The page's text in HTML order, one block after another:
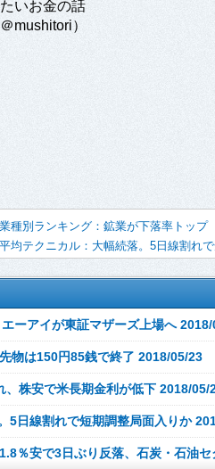
いお金の話
mushitori）
種別ランキング：鉱業が下落率トップ
均テクニカル：大幅続落。5日線割れ
ーアイが東証マザーズ上場へ
物は150円85銭で終了 2018/05/23
、株安で米長期金利が低下 2018/05/
5日線割れで短期調整局面入りか
％安で3日ぶり反落、石炭・石油